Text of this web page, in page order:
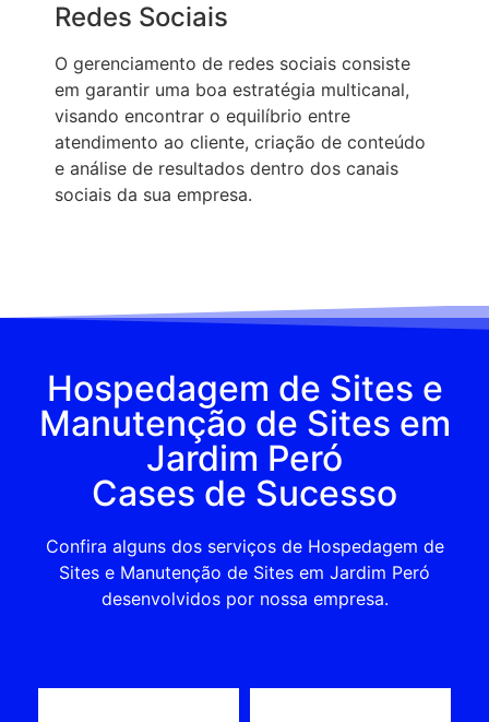
Redes Sociais
O gerenciamento de redes sociais consiste
em garantir uma boa estratégia multicanal,
visando encontrar o equilíbrio entre
atendimento ao cliente, criação de conteúdo
e análise de resultados dentro dos canais
sociais da sua empresa.
Hospedagem de Sites e
Manutenção de Sites em
Jardim Peró
Cases de Sucesso
Confira alguns dos serviços de Hospedagem de
Sites e Manutenção de Sites em Jardim Peró
desenvolvidos por nossa empresa.